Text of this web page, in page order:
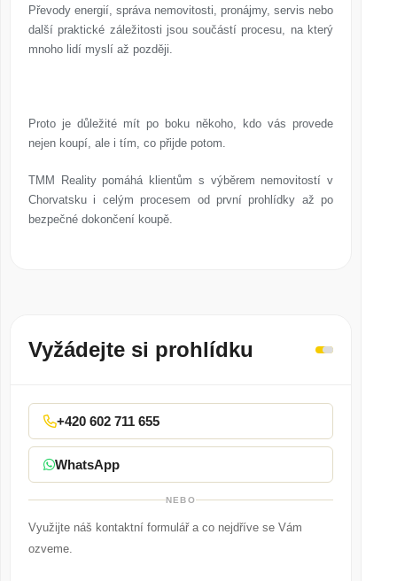
Převody energií, správa nemovitosti, pronájmy, servis nebo
další praktické záležitosti jsou součástí procesu, na který
mnoho lidí myslí až později.
Proto je důležité mít po boku někoho, kdo vás provede
nejen koupí, ale i tím, co přijde potom.
TMM Reality pomáhá klientům s výběrem nemovitostí v
Chorvatsku i celým procesem od první prohlídky až po
bezpečné dokončení koupě.
Vyžádejte si prohlídku
+420 602 711 655
WhatsApp
NEBO
Využijte náš kontaktní formulář a co nejdříve se Vám
ozveme.